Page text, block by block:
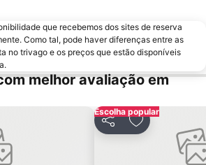
M'diq Beach
Playa del Carmen
Playa de Punta Paloma
Rochedo de Gibraltar Reserva Natural
Airport
Tres Piedras Fnideq Beach
Roman ruins of Baelo Claudia
que recebemos dos sites de reserva
Como tal, pode haver diferenças entre as
no trivago e os preços que estão disponíveis
melhor avaliação em
favoritos
Escolha popular
PartilharAdicionar